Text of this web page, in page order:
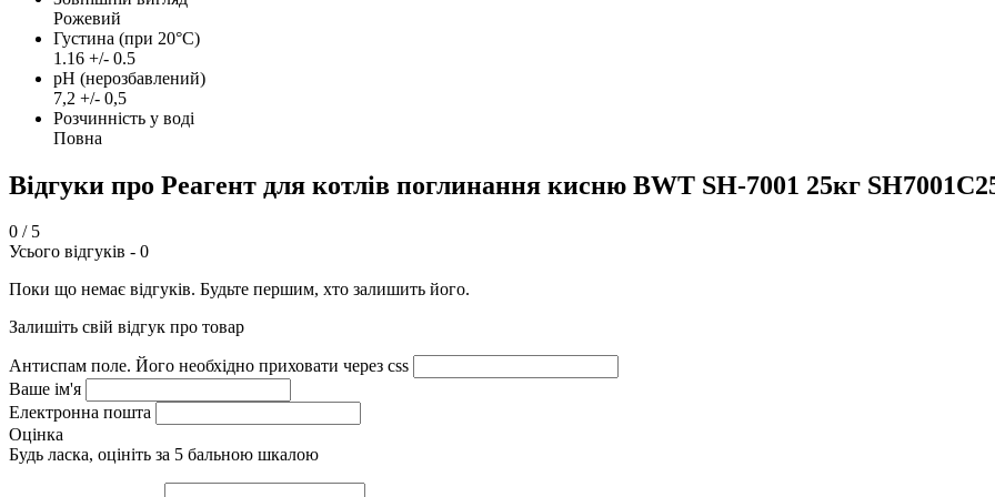
Рожевий
Густина (при 20°C)
1.16 +/- 0.5
pH (нерозбавлений)
7,2 +/- 0,5
Розчинність у воді
Повна
Відгуки про Реагент для котлів поглинання кисню BWT SH-7001 25кг
0 / 5
Усього відгуків - 0
Поки що немає відгуків. Будьте першим, хто залишить його.
Залишіть свій відгук про товар
Антиспам поле. Його необхідно приховати через css
Ваше ім'я
Електронна пошта
Оцінка
Будь ласка, оцініть за 5 бальною шкалою